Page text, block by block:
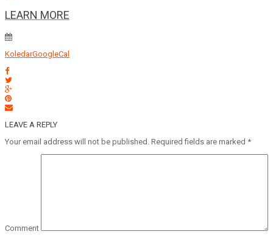
LEARN MORE
KoledarGoogleCal
LEAVE A REPLY
Your email address will not be published. Required fields are marked *
Comment